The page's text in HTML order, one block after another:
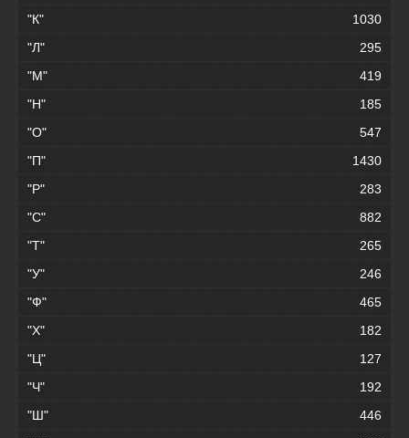
"К"
1030
"Л"
295
"М"
419
"Н"
185
"О"
547
"П"
1430
"Р"
283
"С"
882
"Т"
265
"У"
246
"Ф"
465
"Х"
182
"Ц"
127
"Ч"
192
"Ш"
446